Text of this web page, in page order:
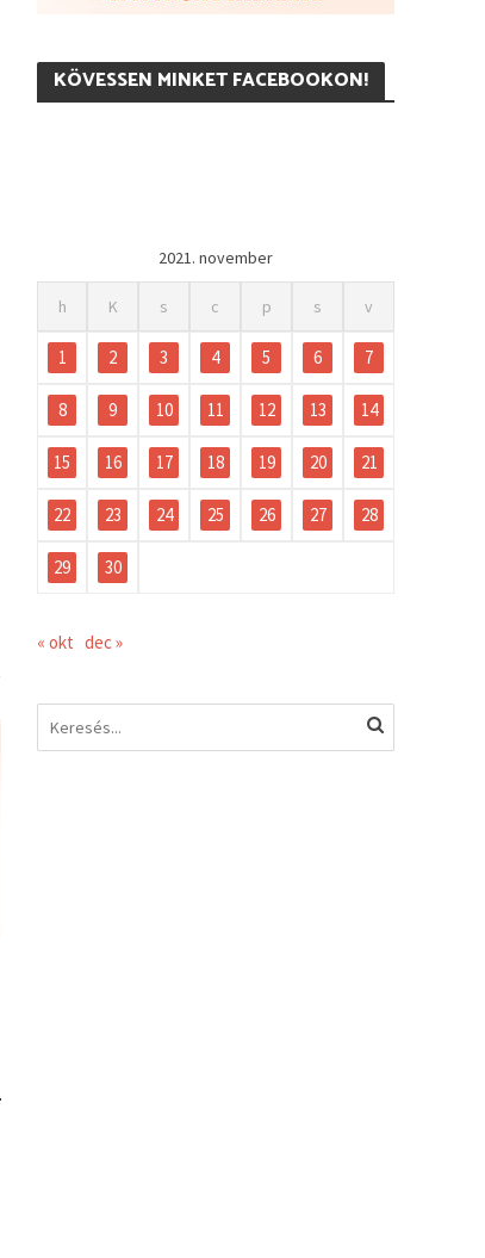
KÖVESSEN MINKET FACEBOOKON!
2021. november
h K s c p s v
1 2 3 4 5 6 7
8 9 10 11 12 13 14
15 16 17 18 19 20 21
22 23 24 25 26 27 28
29 30
« okt dec »